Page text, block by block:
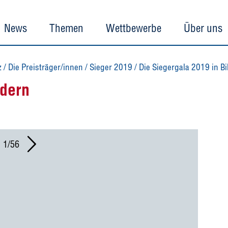
News Themen Wettbewerbe Über uns
/ Die Preisträger/innen /Sieger 2019 / Die Siegergala 2019 in
1/56